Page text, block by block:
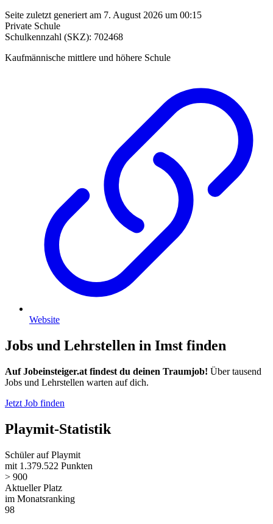
Seite zuletzt generiert am 7. August 2026 um 00:15
Private Schule
Schulkennzahl (SKZ): 702468
Kaufmännische mittlere und höhere Schule
Website
Jobs und Lehrstellen in Imst finden
Auf Jobeinsteiger.at findest du deinen Traumjob! Über tausend
Jobs und Lehrstellen warten auf dich.
Jetzt Job finden
Playmit-Statistik
Schüler auf Playmit
mit 1.379.522 Punkten
> 900
Aktueller Platz
im Monatsranking
98